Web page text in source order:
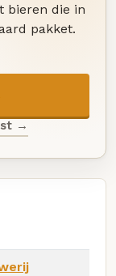
bieren die in
pakket.
→